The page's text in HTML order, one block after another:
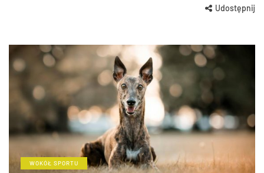
Udostępnij
WOKÓŁ SPORTU